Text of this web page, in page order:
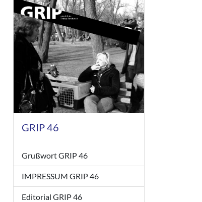
GRIP 46
Grußwort GRIP 46
IMPRESSUM GRIP 46
Editorial GRIP 46